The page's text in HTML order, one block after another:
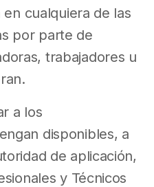
cualquiera de las
por parte de
trabajadores u
a los
disponibles, a
de aplicación,
y Técnicos